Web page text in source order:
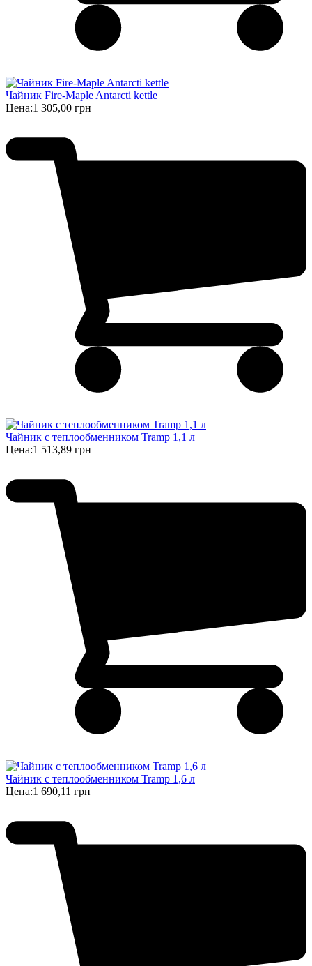
Чайник Fire-Maple Antarcti kettle
Цена:1 305,00 грн
Чайник с теплообменником Tramp 1,1 л
Цена:1 513,89 грн
Чайник с теплообменником Tramp 1,6 л
Цена:1 690,11 грн